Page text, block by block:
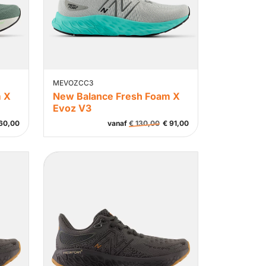
X
MEVOZCC3
New Balance Fresh Foam X
Evoz V3
vanaf €130,00 € 91,00